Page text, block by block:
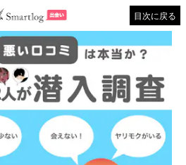
目次に戻る